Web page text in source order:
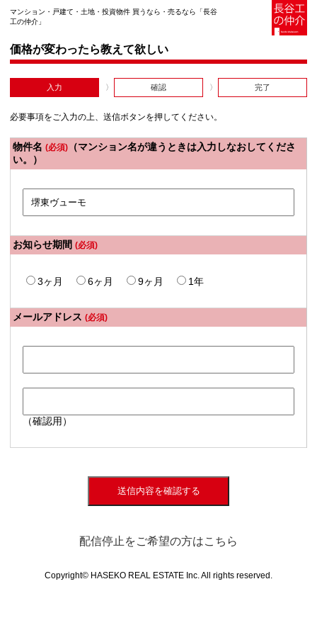
マンション・戸建て・土地・投資物件 買うなら・売るなら「長谷
工の仲介」
価格が変わったら教えて欲しい
入力 確認 完了
必要事項をご入力の上、送信ボタンを押してください。
物件名 (必須) （マンション名が違うときは入力しなおしてくださ
い。）
お知らせ期間 (必須)
3ヶ月 6ヶ月 9ヶ月 1年
メールアドレス (必須)
（確認用）
送信内容を確認する
配信停止をご希望の方はこちら
Copyright© HASEKO REAL ESTATE Inc. All rights reserved.